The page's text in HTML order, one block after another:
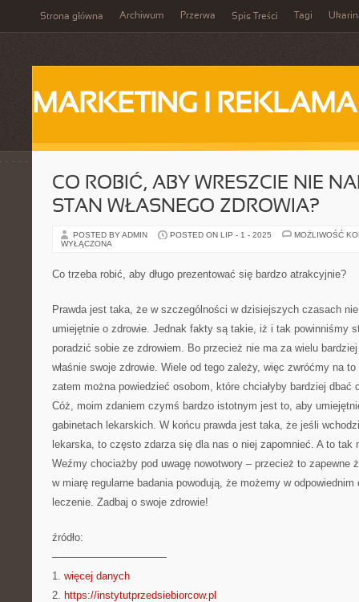
Strona główna Archiwum Przerwa Spis Treści Tagi
MARKETING I REKLAMA
CO ROBIĆ, ABY WRESZCIE NIE
STAN WŁASNEGO ZDROWIA?
POSTED BY ADMIN POSTED ON LIP - 1 - 2025
MOŻLIWOŚĆ
WYŁĄCZONA
Co trzeba robić, aby długo prezentować się bardzo atrakcyjnie?
Prawda jest taka, że w szczególności w dzisiejszych czasach
umiejętnie o zdrowie. Jednak fakty są takie, iż i tak powinniśmy
poradzić sobie ze zdrowiem. Bo przecież nie ma za wielu
właśnie swoje zdrowie. Wiele od tego zależy, więc zwróćmy na
zatem można powiedzieć osobom, które chciałyby bardziej dbać
Cóż, moim zdaniem czymś bardzo istotnym jest to, aby
gabinetach lekarskich. W końcu prawda jest taka, że jeśli
lekarska, to często zdarza się dla nas o niej zapomnieć. A to tak
Weźmy chociażby pod uwagę nowotwory – przecież to zapewne
w miarę regularne badania powodują, że możemy w odpowiednim
leczenie. Zadbaj o swoje zdrowie!
źródło:
———————————
1. więcej danych
2. https://instytutprzedsiebiorcow.pl